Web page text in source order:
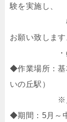
験を実施し、
検出した
お願い致します
・
◆作業場所：基
いの丘駅）
※月に1-2
◆期間：5月～